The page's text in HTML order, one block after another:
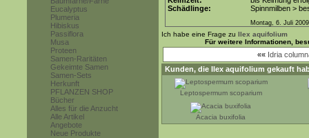
Eucalyptus
Plumeria
Hibiskus
Passiflora
Musa
Proteen
Samen-Raritäten
Gekeimte Samen
Samen-Sets
Herkunft
PFLANZEN SHOP
Bücher
Alles für die Anzucht
Alle Artikel
Angebote
Neue Produkte
Schädlinge:
Spinnmilben >
Montag, 6. Juli 2009
Ich habe eine Frage zu Ilex aquifolium
Für weitere Informationen,
«« Idria
Kunden, die Ilex aquifolium gekauft
Leptospermum scoparium
Acacia buxifolia